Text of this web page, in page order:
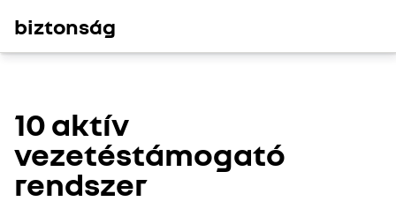
biztonság
10 aktív
vezetéstámogató
rendszer